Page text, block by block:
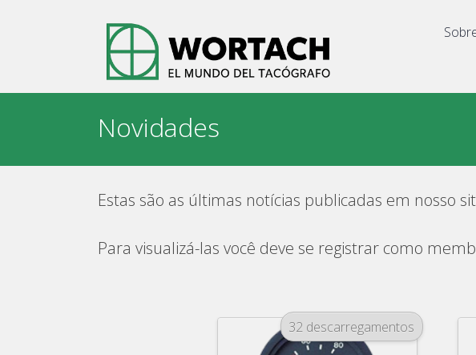
Novidades
Estas são as últimas notícias publicadas em nosso
Para visualizá-las você deve se registrar como
32 descarregamentos